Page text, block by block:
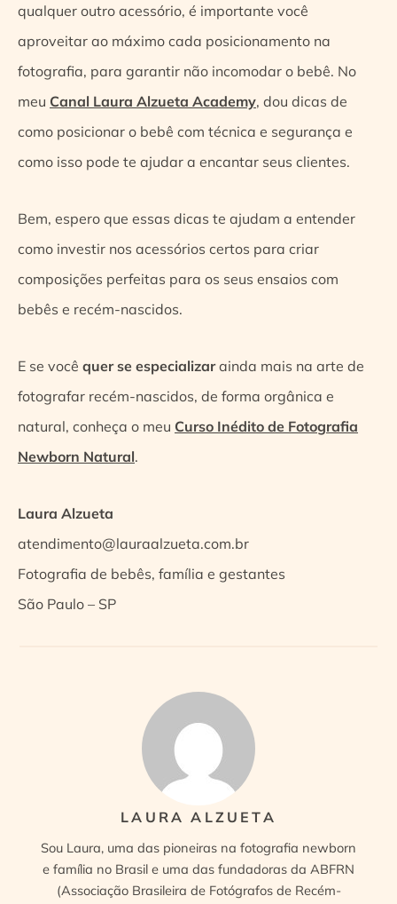
qualquer outro acessório, é importante você
aproveitar ao máximo cada posicionamento na
fotografia, para garantir não incomodar o bebê. No
meu Canal Laura Alzueta Academy, dou dicas de
como posicionar o bebê com técnica e segurança e
como isso pode te ajudar a encantar seus clientes.
Bem, espero que essas dicas te ajudam a entender
como investir nos acessórios certos para criar
composições perfeitas para os seus ensaios com
bebês e recém-nascidos.
E se você quer se especializarainda mais na arte de
fotografar recém-nascidos, de forma orgânica e
natural, conheça o meu Curso Inédito de Fotografia
Newborn Natural.
Laura Alzueta
atendimento@lauraalzueta.com.br
Fotografia de bebês, família e gestantes
São Paulo – SP
LAURA ALZUETA
Sou Laura, uma das pioneiras na fotografia newborn
e família no Brasil e uma das fundadoras da ABFRN
(Associação Brasileira de Fotógrafos de Recém-